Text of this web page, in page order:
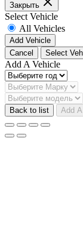
Закрыть
Select Vehicle
All Vehicles
Add Vehicle
Cancel
Select
Add A Vehicle
Back to list Add